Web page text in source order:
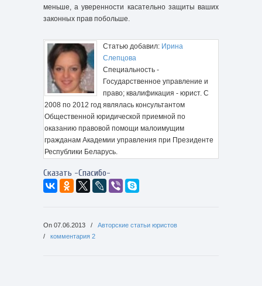
меньше, а уверенности касательно защиты ваших
законных прав побольше.
Статью добавил: Ирина
Слепцова
Специальность -
Государственное управление и
право; квалификация - юрист. С
2008 по 2012 год являлась консультантом
Общественной юридической приемной по
оказанию правовой помощи малоимущим
гражданам Академии управления при Президенте
Республики Беларусь.
Сказать -Спасибо-
On 07.06.2013 /
Авторские статьи юристов
/ комментария 2